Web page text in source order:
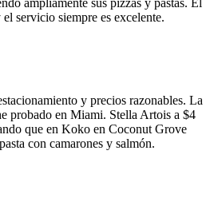
servicio siempre es excelente.
y precios razonables. La
probado en Miami. Stella Artois a $4
que en Koko en Coconut Grove
con camarones y salmón.